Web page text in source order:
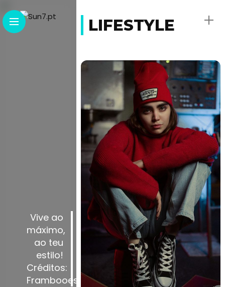
Vive ao
máximo,
ao teu
estilo!
Créditos:
Frambooesas.com
LIFESTYLE